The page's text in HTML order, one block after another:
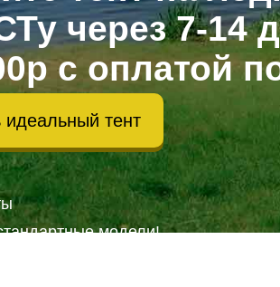
через 7-14
с оплатой
идеальный тент
модели!